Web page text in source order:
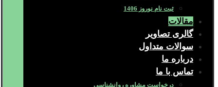
ثبت نام نوروز 1406
مقالات
گالری تصاویر
سوالات متداول
درباره ما
تماس با ما
درخواست مشاوره روانشناسی